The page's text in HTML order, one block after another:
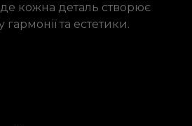
кожна деталь створює
та естетики.